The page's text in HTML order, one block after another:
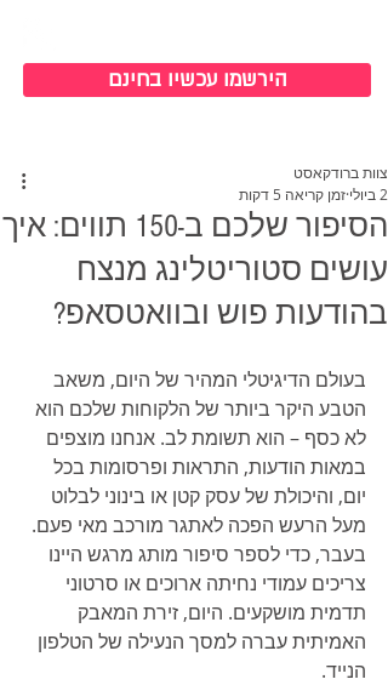
הירשמו עכשיו בחינם
הסיפור שלכם ב-150 תווים: איך
עושים סטוריטלינג מנצח
בהודעות פוש ובוואטסאפ?
צוות ברודקאסט
2 ביולי
זמן קריאה 5 דקות
בעולם הדיגיטלי המהיר של היום, משאב
הטבע היקר ביותר של הלקוחות שלכם הוא
לא כסף – הוא תשומת לב. אנחנו מוצפים
במאות הודעות, התראות ופרסומות בכל
יום, והיכולת של עסק קטן או בינוני לבלוט
מעל הרעש הפכה לאתגר מורכב מאי פעם.
בעבר, כדי לספר סיפור מותג מרגש היינו
צריכים עמודי נחיתה ארוכים או סרטוני
תדמית מושקעים. היום, זירת המאבק
האמיתית עברה למסך הנעילה של הטלפון
הנייד.